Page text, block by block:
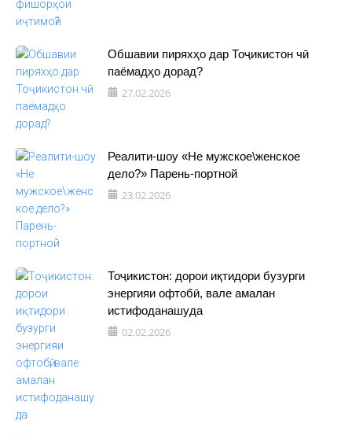
Обшавии пиряхҳо дар Тоҷикистон чӣ
паёмадҳо дорад?
27.02.2026
Реалити-шоу «Не мужское\женское
дело?» Парень-портной
23.02.2026
Тоҷикистон: дорои иқтидори бузурги
энергияи офтобӣ, вале амалан
истифоданашуда
02.02.2026